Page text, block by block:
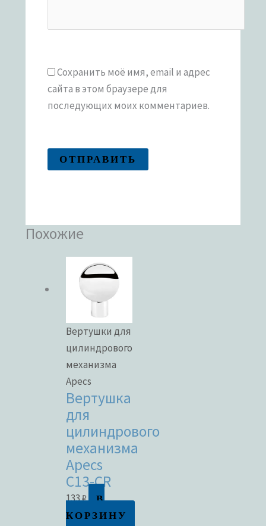
Сохранить моё имя, email и адрес
сайта в этом браузере для
последующих моих комментариев.
Похожие
Вертушки для
цилиндрового
механизма
Apecs
Вертушка
для
цилиндрового
механизма
Apecs
C13-CR
133₽
В
КОРЗИНУ